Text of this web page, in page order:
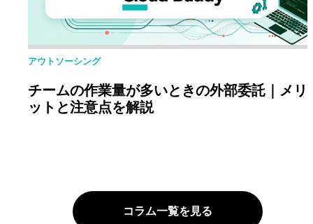
アウトソーシング
チームの作業量が多いときの外部委託｜メリ
ットと注意点を解説
コラム一覧を見る